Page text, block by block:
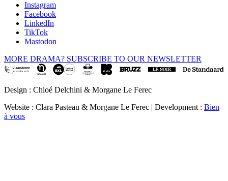
Instagram
Facebook
LinkedIn
TikTok
Mastodon
MORE DRAMA? SUBSCRIBE TO OUR NEWSLETTER
Design : Chloé Delchini & Morgane Le Ferec
Website : Clara Pasteau & Morgane Le Ferec | Development : Bien
à vous